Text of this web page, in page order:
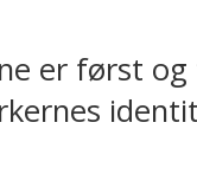
er først